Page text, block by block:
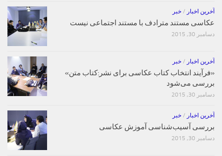
آخرین اخبار / خبر
عکاسی مستند مترادف با مستند اجتماعی نیست
دسامبر 30, 2015
آخرین اخبار / خبر
«فرآیند انتخاب کتاب‌ عکاسی برای نشر:کتاب متن»
بررسی می‌شود
دسامبر 30, 2015
آخرین اخبار / خبر
بررسی آسیب‌شناسی آموزش عکاسی
دسامبر 30, 2015